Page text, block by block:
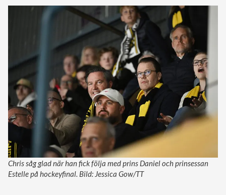
Chris såg glad när han fick följa med prins Daniel och prinsessan
Estelle på hockeyfinal. Bild: Jessica Gow/TT